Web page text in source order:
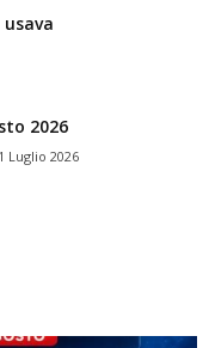
2026
Luglio 2026